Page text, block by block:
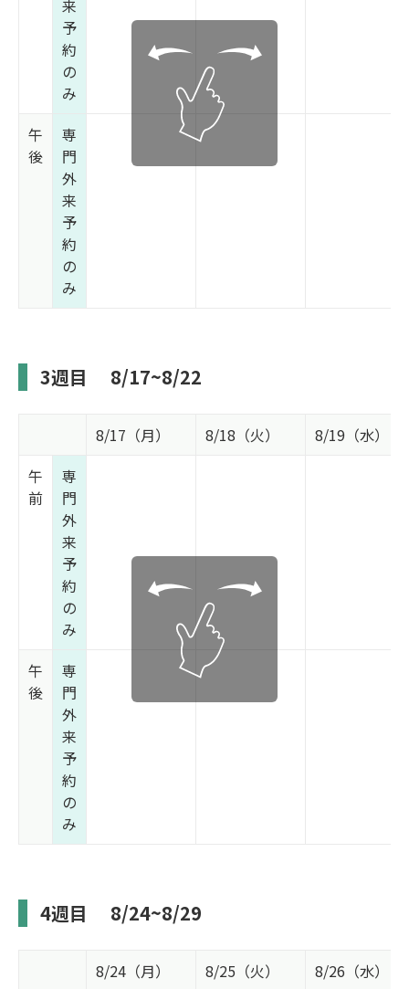
来
予
約
の
み
午
後
専
門
外
来
予
約
の
み
3週目 8/17~8/22
8/17（月） 8/18（火）
8/19（水）
午
前
専
門
外
来
予
約
の
み
午
後
専
門
外
来
予
約
の
み
4週目 8/24~8/29
8/24（月） 8/25（火） 8/26（水）